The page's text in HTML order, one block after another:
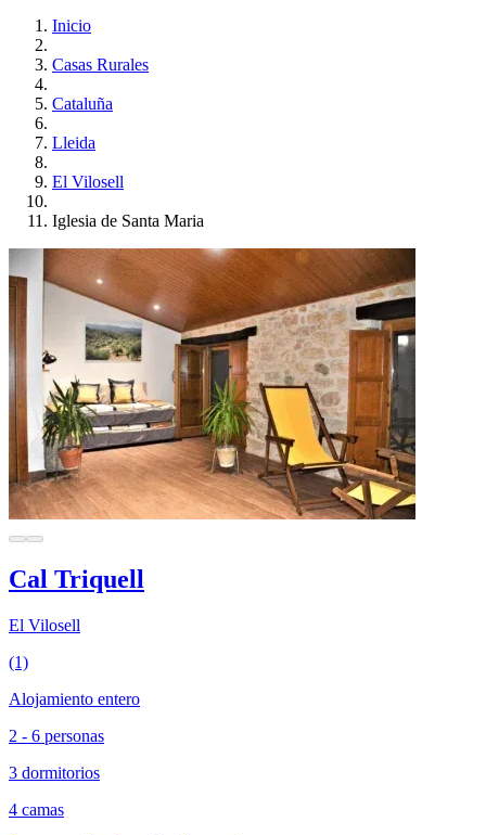
Inicio
Casas Rurales
Cataluña
Lleida
El Vilosell
Iglesia de Santa Maria
Cal Triquell
El Vilosell
(1)
Alojamiento entero
2 - 6 personas
3 dormitorios
4 camas